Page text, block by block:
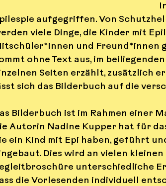
aufgegriffen. Von
viele Dinge, die Kinder mit
und Freund*innen
ohne Text aus, im
Seiten erzählt, zusätzlich
sich das Bilderbuch auf die
Bilderbuch ist im Rahmen einer
Autorin Nadine Kupper hat für
ein Kind mit Epi haben, geführt
Dies wird an vielen
unterschiedliche
die Vorlesenden individuell